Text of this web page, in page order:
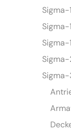
Sigma-
Sigma-
Sigma-